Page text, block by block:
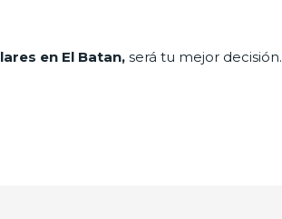
en El Batan,será tu mejor decisión.